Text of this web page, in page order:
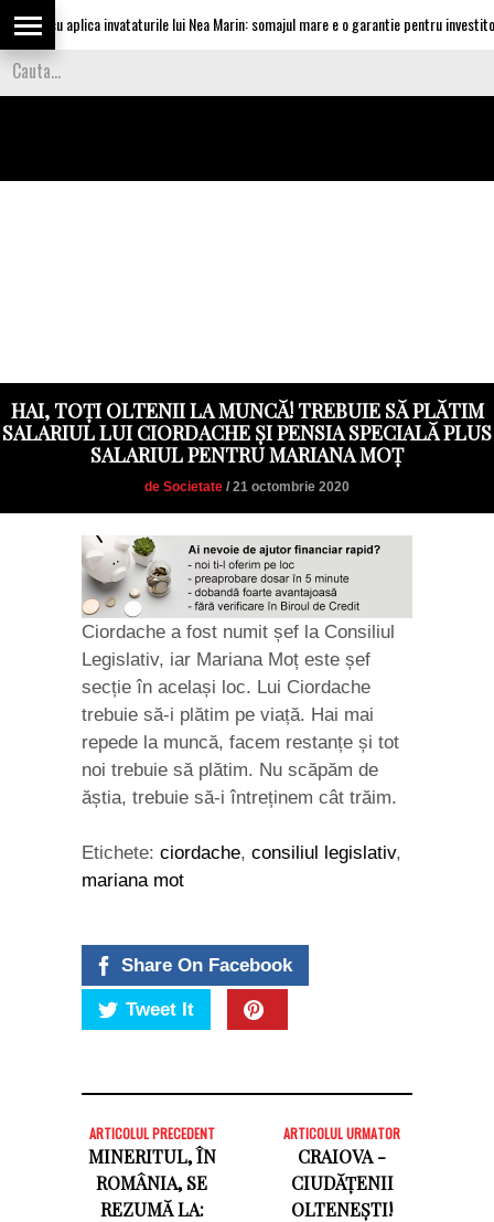
aplica invataturile lui Nea Marin: somajul mare e o garantie pentru investitori
HAI, TOȚI OLTENII LA MUNCĂ! TREBUIE SĂ PLĂTIM
SALARIUL LUI CIORDACHE ȘI PENSIA SPECIALĂ PLUS
SALARIUL PENTRU MARIANA MOȚ
de Societate / 21 octombrie 2020
Ciordache a fost numit șef la Consiliul
Legislativ, iar Mariana Moț este șef
secție în același loc. Lui Ciordache
trebuie să-i plătim pe viață. Hai mai
repede la muncă, facem restanțe și tot
noi trebuie să plătim. Nu scăpăm de
ăștia, trebuie să-i întreținem cât trăim.
Etichete: ciordache, consiliul legislativ,
mariana mot
Share On Facebook
Tweet It
ARTICOLUL PRECEDENT
MINERITUL, ÎN
ROMÂNIA, SE
REZUMĂ LA:
ARTICOLUL URMATOR
CRAIOVA -
CIUDĂȚENII
OLTENEȘTI!